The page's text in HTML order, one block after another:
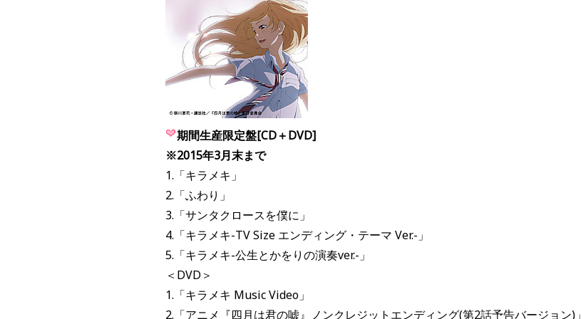
期間生産限定盤[CD＋DVD]
※2015年3月末まで
1.「キラメキ」
2.「ふわり」
3.「サンタクロースを僕に」
4.「キラメキ-TV Size エンディング・テーマ Ver.-」
5.「キラメキ-公生とかをりの演奏ver.-」
＜DVD＞
1.「キラメキ Music Video」
2.「アニメ『四月は君の嘘』ノンクレジットエンディング(第2話予告バージョン)」